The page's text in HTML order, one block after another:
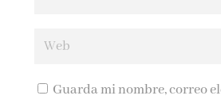
Guarda mi nombre, correo